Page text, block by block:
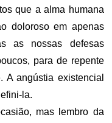
que a alma humana
doloroso em apenas
as nossas defesas
para de repente
A angústia existencial
la.
mas lembro da